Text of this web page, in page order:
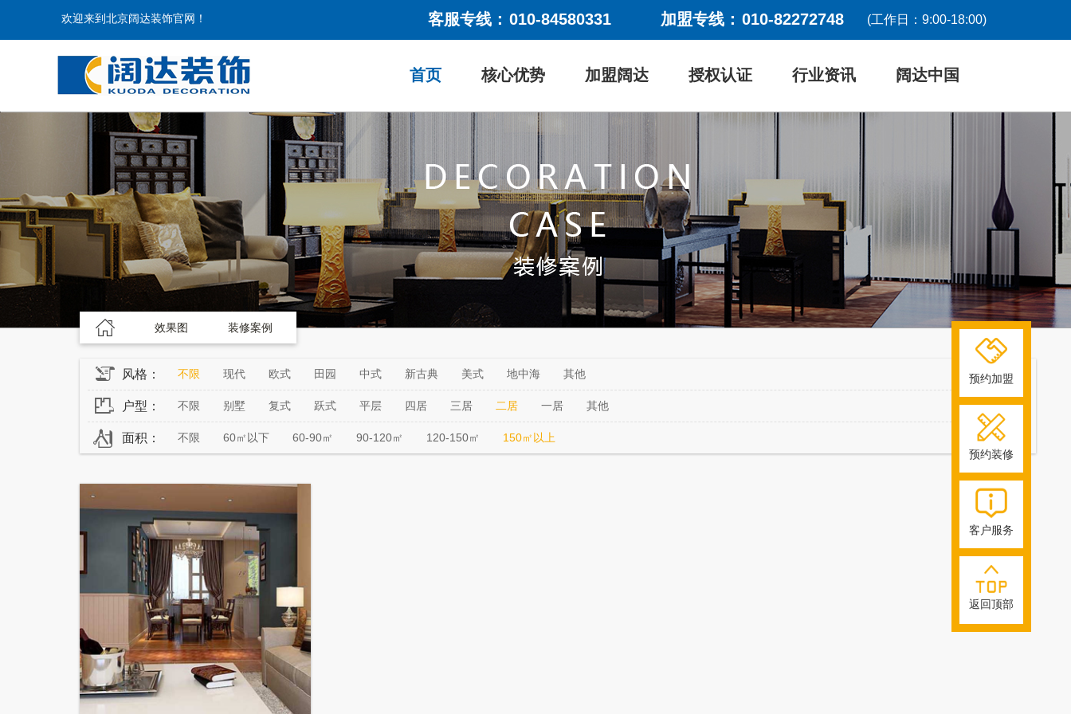
欢迎来到北京阔达装饰官网！ 客服专线： 010-84580331 加盟专线： 010-82272748 (工作日：9:00-18:00)
首页 核心优势 加盟阔达 授权认证 行业资讯 阔达中国
预约加盟
预约装修
客户服务
返回顶部
效果图 装修案例
风格： 不限 现代 欧式 田园 中式 新古典 美式 地中海 其他
户型： 不限 别墅 复式 跃式 平层 四居 三居 二居 一居 其他
面积： 不限 60㎡以下 60-90㎡ 90-120㎡ 120-150㎡ 150㎡以上